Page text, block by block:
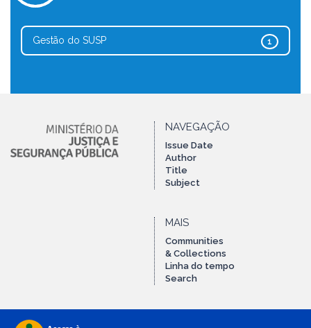
1
Gestão do SUSP
NAVEGAÇÃO
Issue Date
Author
Title
Subject
MAIS
Communities
& Collections
Linha do tempo
Search